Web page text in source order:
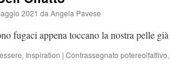
2021 da Angela Pavese
fugaci appena toccano la nostra pelle
, Inspiration | Contrassegnato potereolfattivo,